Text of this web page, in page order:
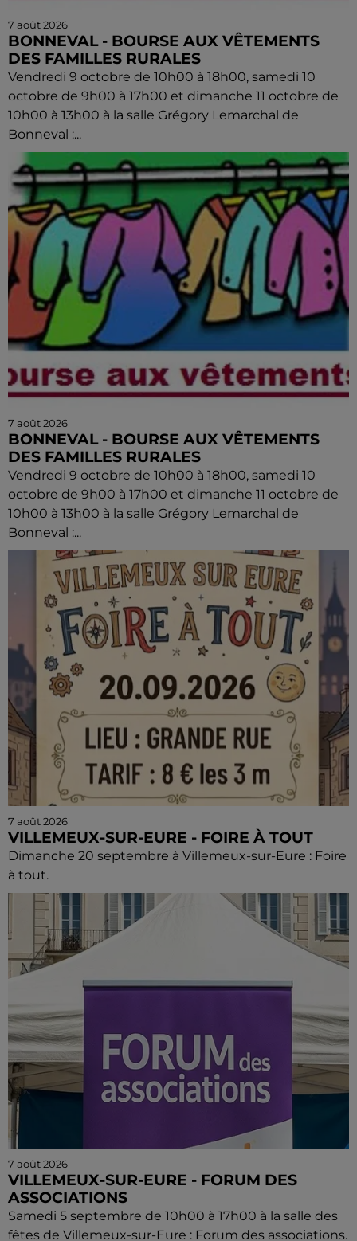
7 août 2026
BONNEVAL - BOURSE AUX VÊTEMENTS
DES FAMILLES RURALES
Vendredi 9 octobre de 10h00 à 18h00, samedi 10
octobre de 9h00 à 17h00 et dimanche 11 octobre de
10h00 à 13h00 à la salle Grégory Lemarchal de
Bonneval :...
7 août 2026
BONNEVAL - BOURSE AUX VÊTEMENTS
DES FAMILLES RURALES
Vendredi 9 octobre de 10h00 à 18h00, samedi 10
octobre de 9h00 à 17h00 et dimanche 11 octobre de
10h00 à 13h00 à la salle Grégory Lemarchal de
Bonneval :...
7 août 2026
VILLEMEUX-SUR-EURE - FOIRE À TOUT
Dimanche 20 septembre à Villemeux-sur-Eure : Foire
à tout.
7 août 2026
VILLEMEUX-SUR-EURE - FORUM DES
ASSOCIATIONS
Samedi 5 septembre de 10h00 à 17h00 à la salle des
fêtes de Villemeux-sur-Eure : Forum des associations.